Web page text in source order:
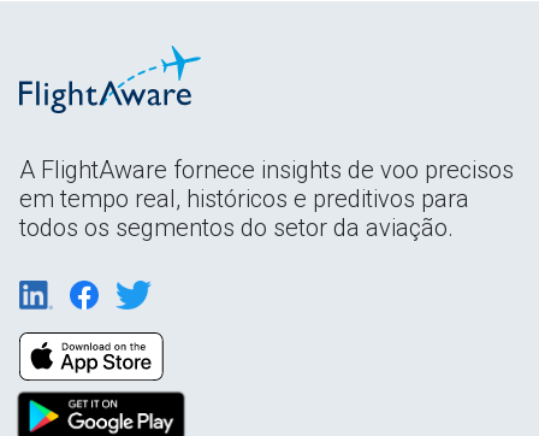
A FlightAware fornece insights de voo precisos
em tempo real, históricos e preditivos para
todos os segmentos do setor da aviação.